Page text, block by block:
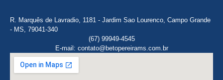
R. Marquês de Lavradio, 1181 - Jardim Sao Lourenco, Campo Grande
- MS, 79041-340
(67) 99949-4545
E-mail: contato@betopereirams.com.br